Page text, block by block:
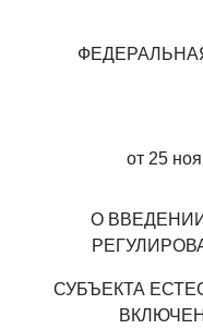
от 25
О
СУБЪЕКТА